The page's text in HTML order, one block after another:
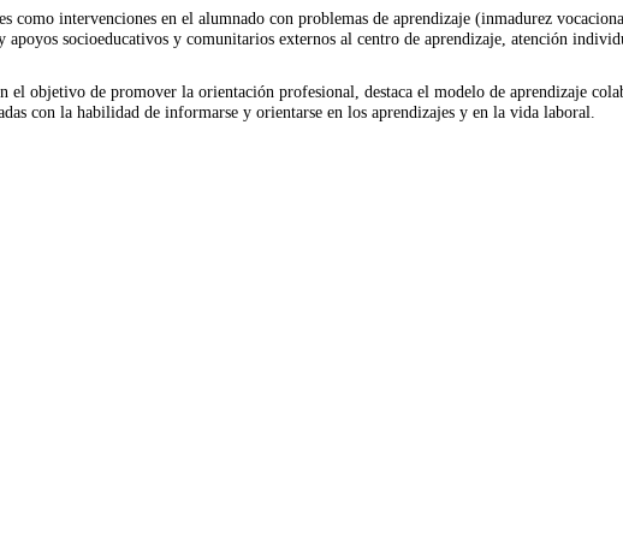
como intervenciones en el alumnado con problemas de aprendizaje (inmadurez
apoyos socioeducativos y comunitarios externos al centro de aprendizaje, atención
el objetivo de promover la orientación profesional, destaca el modelo de aprendizaje
con la habilidad de informarse y orientarse en los aprendizajes y en la vida laboral.